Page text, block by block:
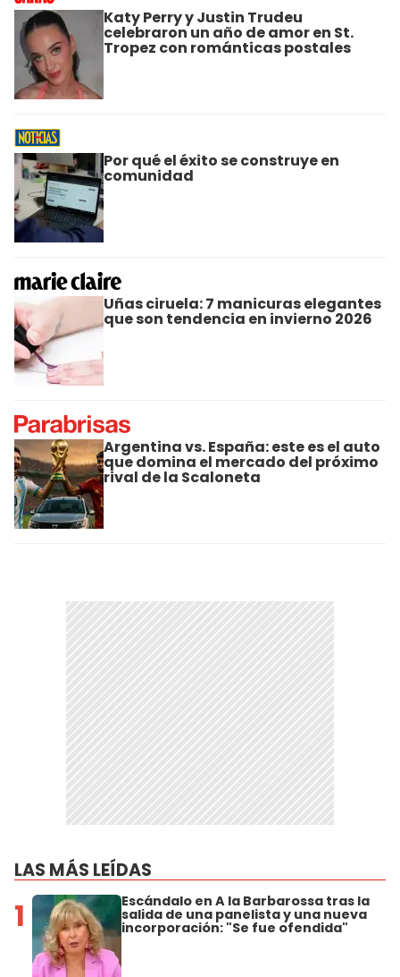
Katy Perry y Justin Trudeu
celebraron un año de amor en St.
Tropez con románticas postales
Por qué el éxito se construye en
comunidad
Uñas ciruela: 7 manicuras elegantes
que son tendencia en invierno 2026
Argentina vs. España: este es el auto
que domina el mercado del próximo
rival de la Scaloneta
LAS MÁS LEÍDAS
1 Escándalo en A la Barbarossa tras la
salida de una panelista y una nueva
incorporación: "Se fue ofendida"